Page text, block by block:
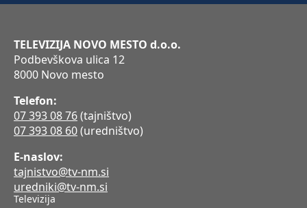
TELEVIZIJA NOVO MESTO d.o.o.
Podbevškova ulica 12
8000 Novo mesto
Telefon:
07 393 08 76(tajništvo)
07 393 08 60(uredništvo)
E-naslov:
tajnistvo@tv-nm.si
uredniki@tv-nm.si
Televizija